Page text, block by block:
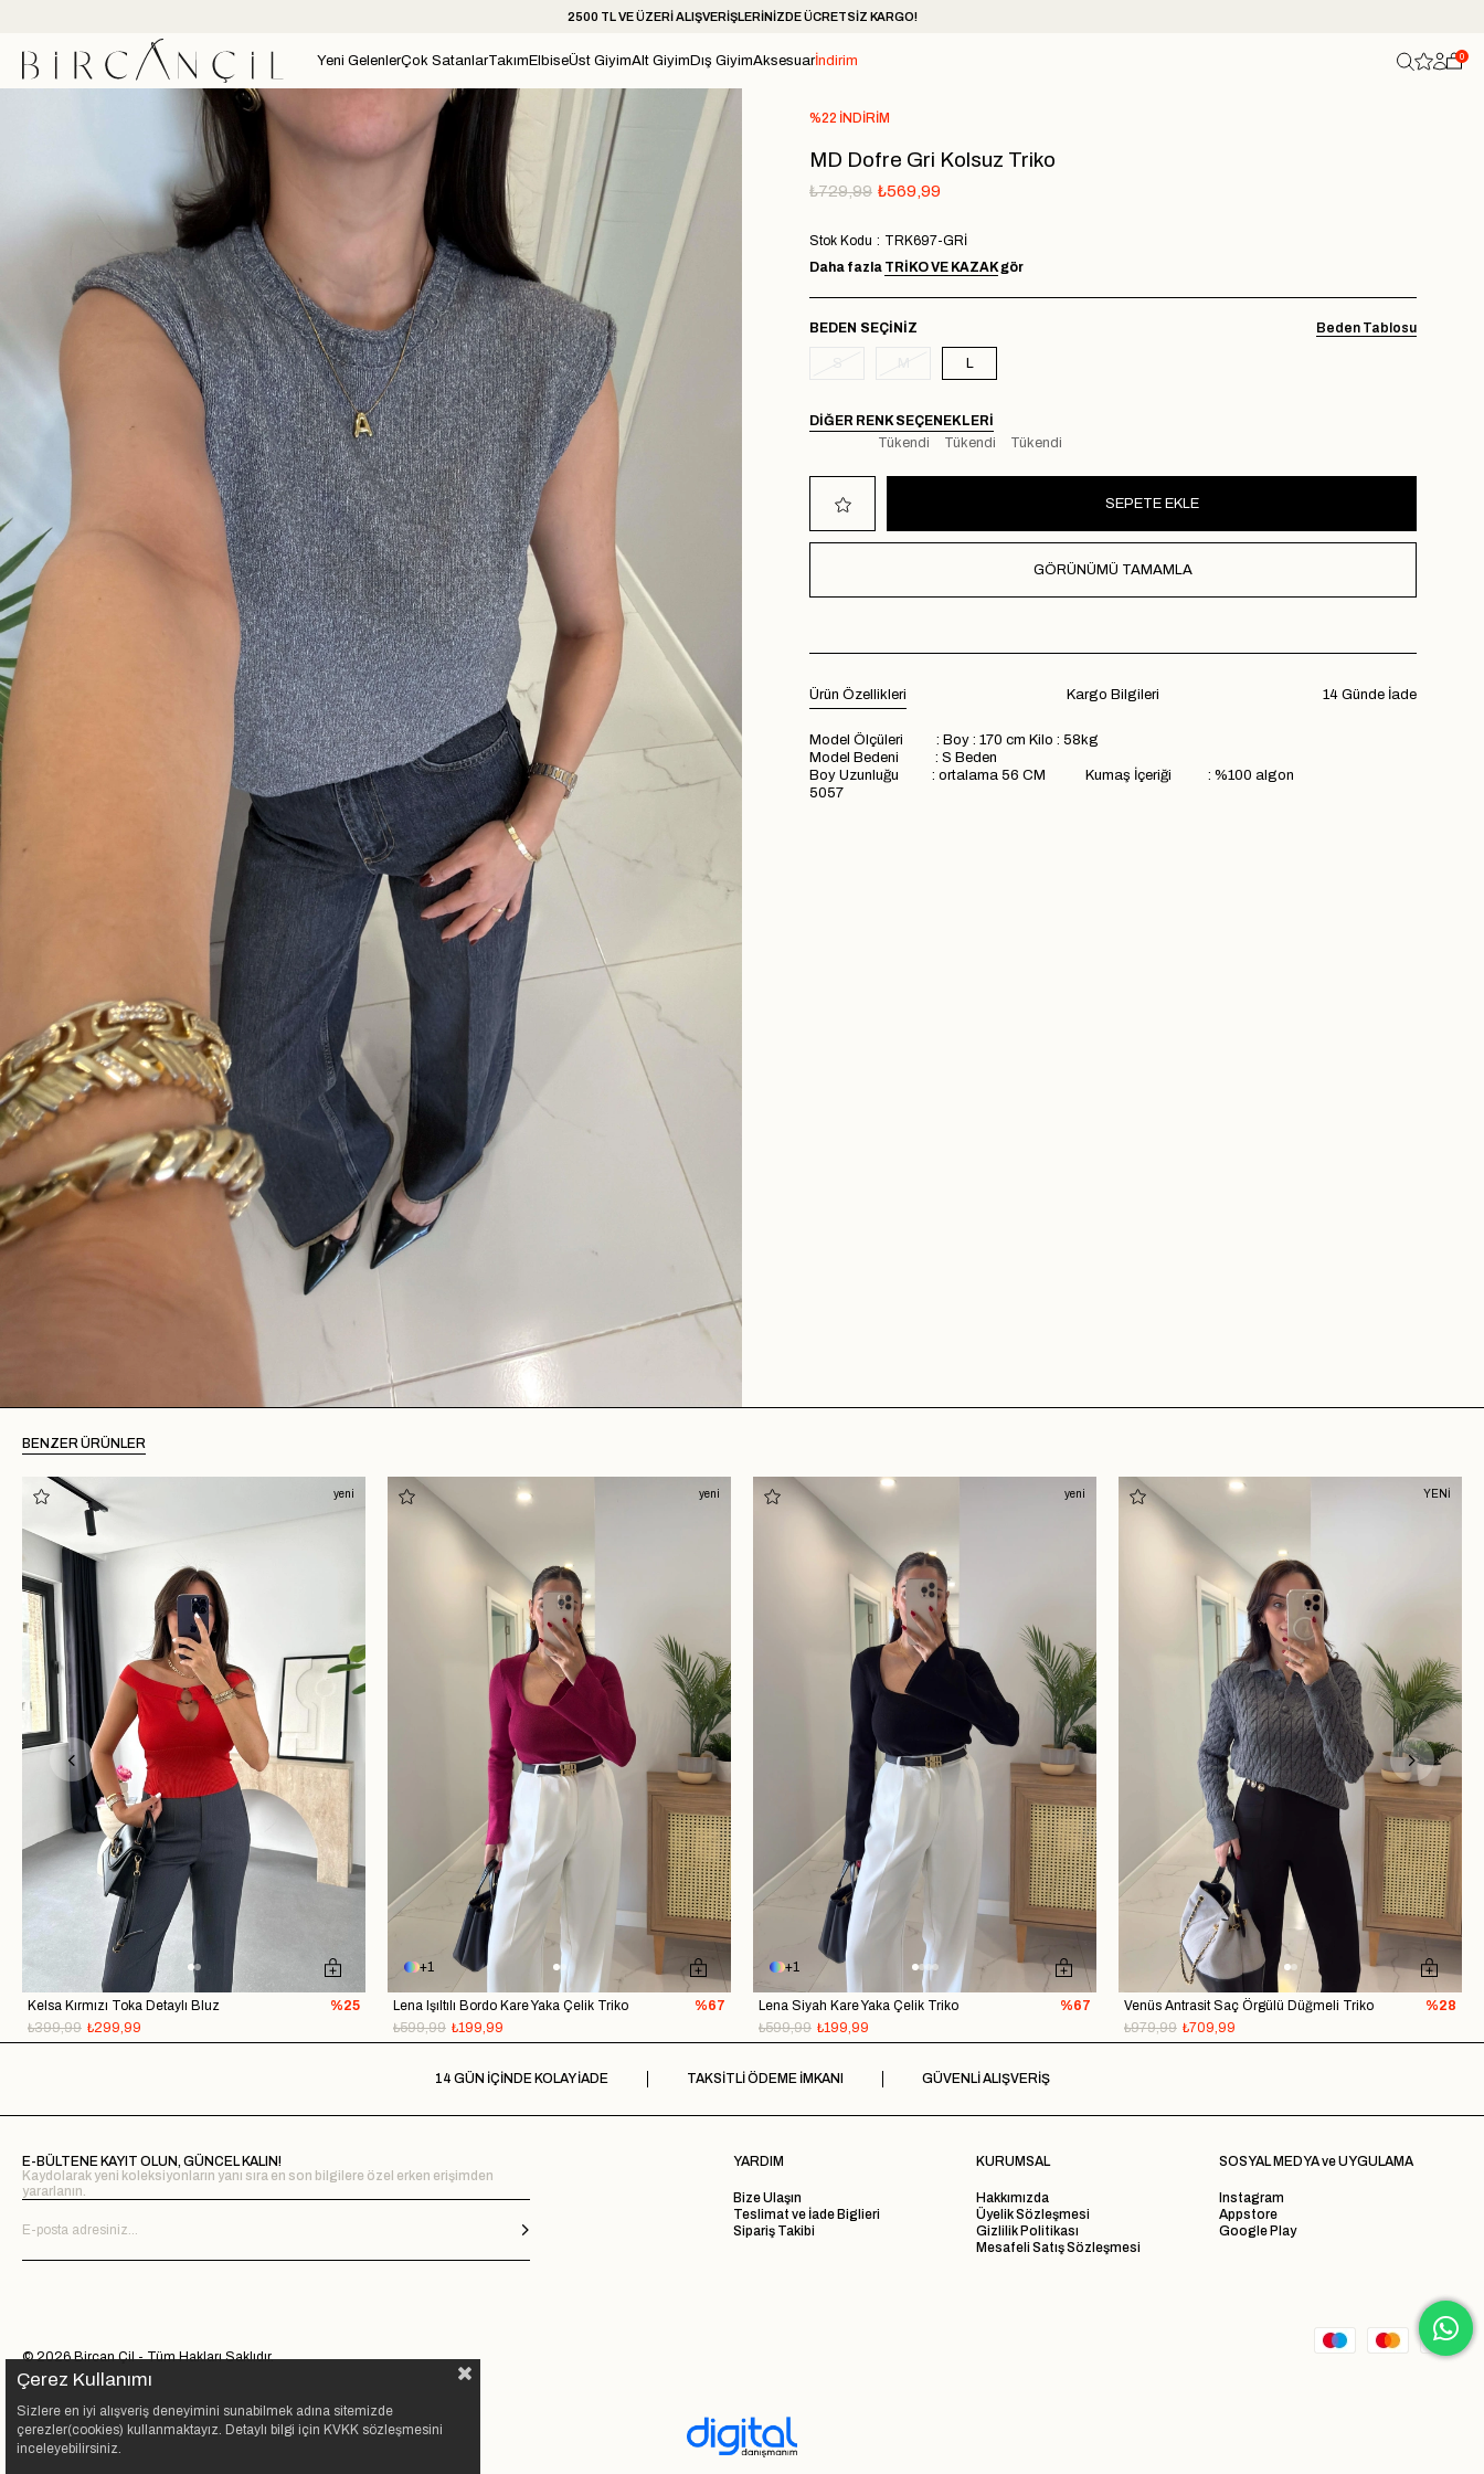
2500 TL VE ÜZERİ ALIŞVERİŞLERİNİZDE ÜCRETSİZ KARGO!
Yeni GelenlerÇok SatanlarTakım ElbiseÜst GiyimAlt Giyim Dış GiyimAksesuarİndirim 0
%22 İNDIRIM
MD Dofre Gri Kolsuz Triko
₺729,99 ₺569,99
Stok Kodu
TRK697-GRİ
Daha fazla TRIKO VE KAZAKgör
Beden Tablosu
BEDEN
L
DIĞER RENK SEÇENEKLERI
Tükendi
Tükendi Tükendi
GÖRÜNÜMÜ TAMAMLA
Ürün Özellikleri 14 Günde İade
Kargo Bilgileri
Model Ölçüleri : Boy : 170 cm Kilo : 58kg
Model Bedeni : S Beden
Boy Uzunluğu : ortalama 56 CM Kumaş İçeriği : %100 algon
5057
BENZER ÜRÜNLER
Kelsa Kırmızı Toka Detaylı Bluz
₺299,99
₺399,99
%25
yeni
1
Lena Işıltılı Bordo Kare Yaka Çelik Triko
₺199,99
₺599,99
%67
yeni
1
Lena Siyah Kare Yaka Çelik Triko
₺199,99
₺599,99
%67
yeni
Venüs Antrasit Saç Örgülü Düğmeli Triko
₺709,99
₺979,99
%28
YENİ
14 GÜN İÇİNDE KOLAY İADE TAKSİTLİ ÖDEME İMKANI GÜVENLİ ALIŞVERİŞ
E-BÜLTENE KAYIT OLUN, GÜNCEL KALIN!
Kaydolarak yeni koleksiyonların yanı sıra en son bilgilere özel erken erişimden
yararlanın.
YARDIM
Bize Ulaşın
Teslimat ve İade Biglieri
Sipariş Takibi
KURUMSAL
Hakkımızda
Üyelik Sözleşmesi
Gizlilik Politikası
Mesafeli Satış Sözleşmesi
SOSYAL MEDYA ve UYGULAMA
Instagram
Appstore
Google Play
© 2026 Bircan Çil - Tüm Hakları Saklıdır.
Çerez Kullanımı
Sizlere en iyi alışveriş deneyimini sunabilmek adına sitemizde
çerezler(cookies) kullanmaktayız. Detaylı bilgi için KVKK sözleşmesini
inceleyebilirsiniz.